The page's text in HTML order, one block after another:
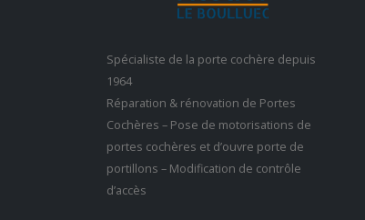
Spécialiste de la porte cochère depuis
1964
Réparation & rénovation de Portes
Cochères – Pose de motorisations de
portes cochères et d’ouvre porte de
portillons – Modification de contrôle
d’accès